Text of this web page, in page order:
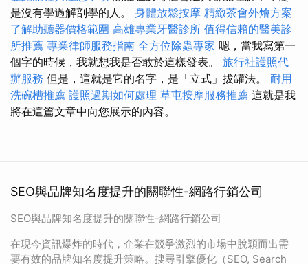
是沒有學過解剖學的人。 身體放鬆按摩 精緻茶會外燴方案
了解助聽器價格範圍 高雄專業牙醫診所 值得信賴的醫美診
所推薦 專業律師服務指南 全方位除蟲專家 嗯，當我寫第一
個字的時候，我就想我是否敢於這樣發表。 旅行社護照代
辦服務 但是，這就是它的名字，是「立式」拔罐法。 耐用
洗碗槽推薦 護照過期如何處理 草屯按摩服務推薦 這就是我
將在這篇文章中向您展示的內容。
SEO與品牌知名度提升的關聯性-網路行銷公司
SEO與品牌知名度提升的關聯性-網路行銷公司
在現今資訊爆炸的時代，企業在競爭激烈的市場中脫穎而出需
要有效的品牌知名度提升策略。搜尋引擎優化（SEO, Search